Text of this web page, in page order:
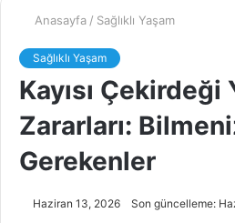
Anasayfa / Sağlıklı Yaşam
Sağlıklı Yaşam
Kayısı Çekirdeği
Zararları:
Gerekenler
Haziran 13, 2026 Son güncelleme: